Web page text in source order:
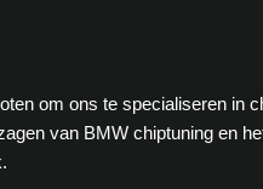
om ons te specialiseren in
van BMW chiptuning en